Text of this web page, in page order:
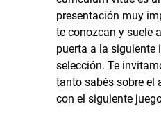
presentación muy
te conozcan y suele
puerta a la siguiente
selección. Te
tanto sabés sobre el
con el siguiente